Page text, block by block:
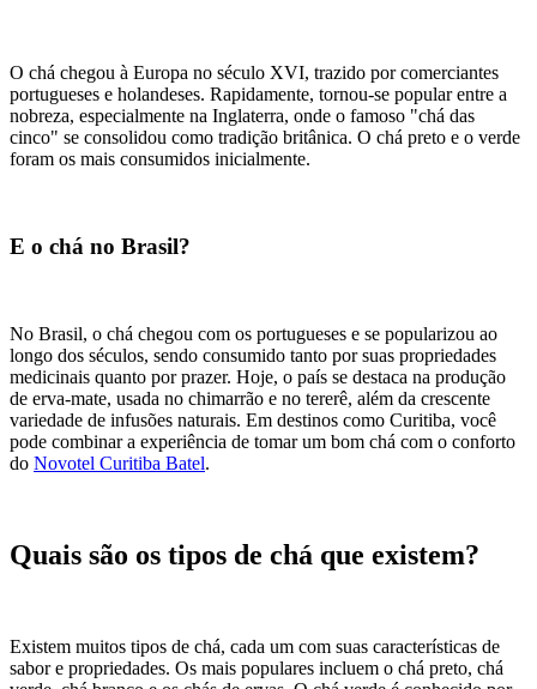
O chá chegou à Europa no século XVI, trazido por comerciantes
portugueses e holandeses. Rapidamente, tornou-se popular entre a
nobreza, especialmente na Inglaterra, onde o famoso "chá das
cinco" se consolidou como tradição britânica. O chá preto e o verde
foram os mais consumidos inicialmente.
E o chá no Brasil?
No Brasil, o chá chegou com os portugueses e se popularizou ao
longo dos séculos, sendo consumido tanto por suas propriedades
medicinais quanto por prazer. Hoje, o país se destaca na produção
de erva-mate, usada no chimarrão e no tererê, além da crescente
variedade de infusões naturais. Em destinos como Curitiba, você
pode combinar a experiência de tomar um bom chá com o conforto
do Novotel Curitiba Batel.
Quais são os tipos de chá que existem?
Existem muitos tipos de chá, cada um com suas características de
sabor e propriedades. Os mais populares incluem o chá preto, chá